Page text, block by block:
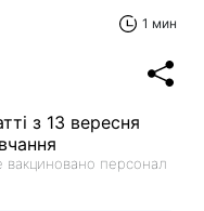
1 мин
вакциновано персонал